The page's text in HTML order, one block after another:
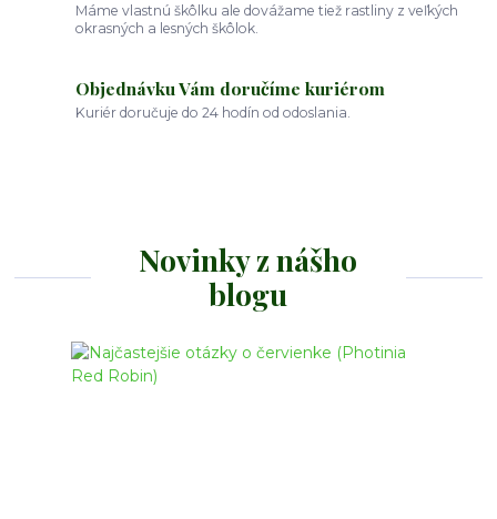
Máme vlastnú škôlku ale dovážame tiež rastliny z veľkých
okrasných a lesných škôlok.
Objednávku Vám doručíme kuriérom
Kuriér doručuje do 24 hodín od odoslania.
Novinky z nášho
blogu